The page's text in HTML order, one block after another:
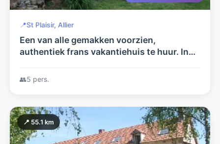
📍St Plaisir, Allier
Een van alle gemakken voorzien,
authentiek frans vakantiehuis te huur. In
👥5 pers.
📍 55.1 km